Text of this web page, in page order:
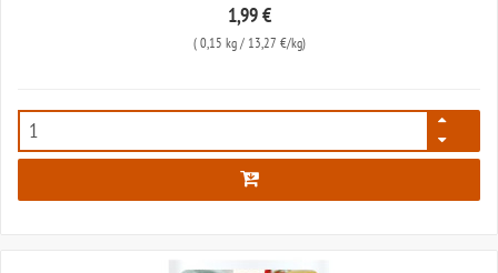
1,99 €
( 0,15 kg/ 13,27 €/kg)
4853